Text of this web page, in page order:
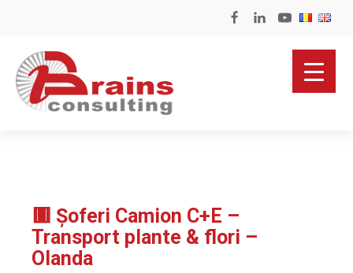
🟥 Șoferi Camion C+E –
Transport plante & flori –
Olanda